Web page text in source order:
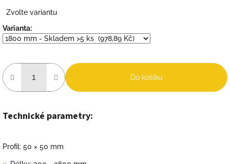
cena:
Zvolte variantu
Varianta:
Do košíku
Technické parametry:
Profil: 50 × 50 mm